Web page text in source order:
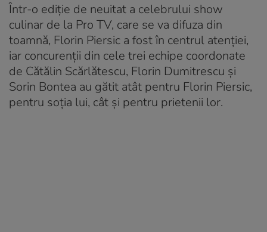
Într-o ediție de neuitat a celebrului show
culinar de la Pro TV, care se va difuza din
toamnă, Florin Piersic a fost în centrul atenției,
iar concurenții din cele trei echipe coordonate
de Cătălin Scărlătescu, Florin Dumitrescu și
Sorin Bontea au gătit atât pentru Florin Piersic,
pentru soția lui, cât și pentru prietenii lor.